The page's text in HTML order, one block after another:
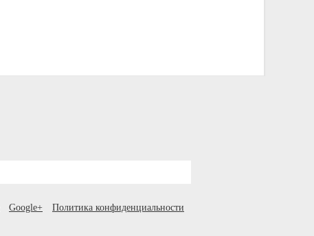
Google+ Политика конфиденциальности